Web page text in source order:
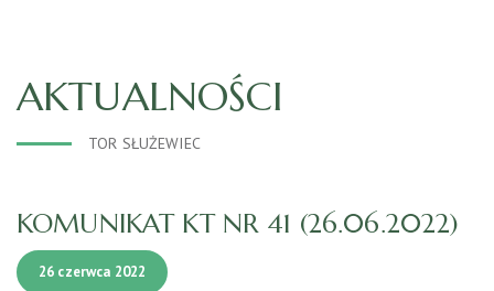
AKTUALNOŚCI
TOR SŁUŻEWIEC
KOMUNIKAT KT NR 41 (26.06.2022)
26 czerwca 2022